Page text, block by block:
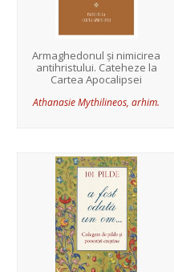
Armaghedonul și nimicirea
antihristului. Cateheze la
Cartea Apocalipsei
Athanasie Mythilineos, arhim.